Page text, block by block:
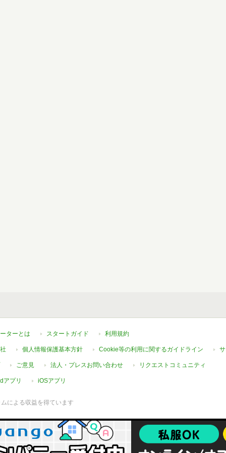
ターとは スタートガイド 利用規約
個人情報保護基本方針 Cookie等の利用に関するガイドライン
ご意見 法人・プレスお問い合わせ リクエストコミュニティ
アプリ iOSアプリ
による収益を得ています